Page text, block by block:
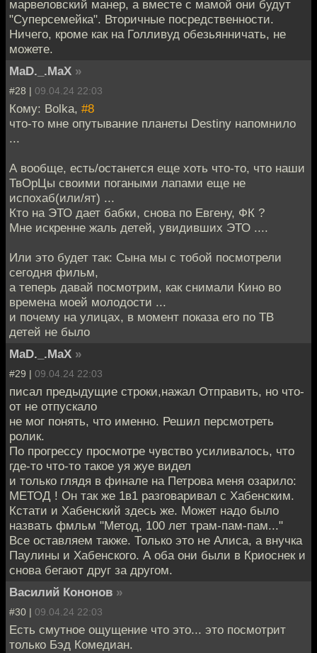
марвеловский манер, а вместе с мамой они будут
"Суперсемейка". Вторичные посредственности.
Ничего, кроме как на Голливуд обезьянничать, не
можете.
MaD._.MaX »
#28 | 09.04.24 22:03
Кому: Bolka, #8
что-то мне опутывание планеты Destiny напомнило
...
А вообще, есть/останется еще хоть что-то, что наши
ТвОрЦы своими погаными лапами еще не
испохаб(или/ят) ...
Кто на ЭТО дает бабки, снова по Евгену, ФК ?
Мне искренне жаль детей, увидивших ЭТО ....
Или это будет так: Сына мы с тобой посмотрели
сегодня фильм,
а теперь давай посмотрим, как снимали Кино во
времена моей молодости ...
и почему на улицах, в момент показа его по ТВ
детей не было
MaD._.MaX »
#29 | 09.04.24 22:03
писал предыдущие строки,нажал Отправить, но что-
от не отпускало
не мог понять, что именно. Решил персмотреть
ролик.
По прогрессу просмотре чувство усиливалось, что
где-то что-то такое уя жуе видел
и только глядя в финале на Петрова меня озарило:
МЕТОД ! Он так же 1в1 разговаривал с Хабенским.
Кстати и Хабенский здесь же. Может надо было
назвать фмльм "Метод, 100 лет трам-пам-пам..."
Все оставляем также. Только это не Алиса, а внучка
Паулины и Хабенского. А оба они были в Криоснек и
снова бегают друг за другом.
Василий Кононов »
#30 | 09.04.24 22:03
Есть смутное ощущение что это... это посмотрит
только Бэд Комедиан.